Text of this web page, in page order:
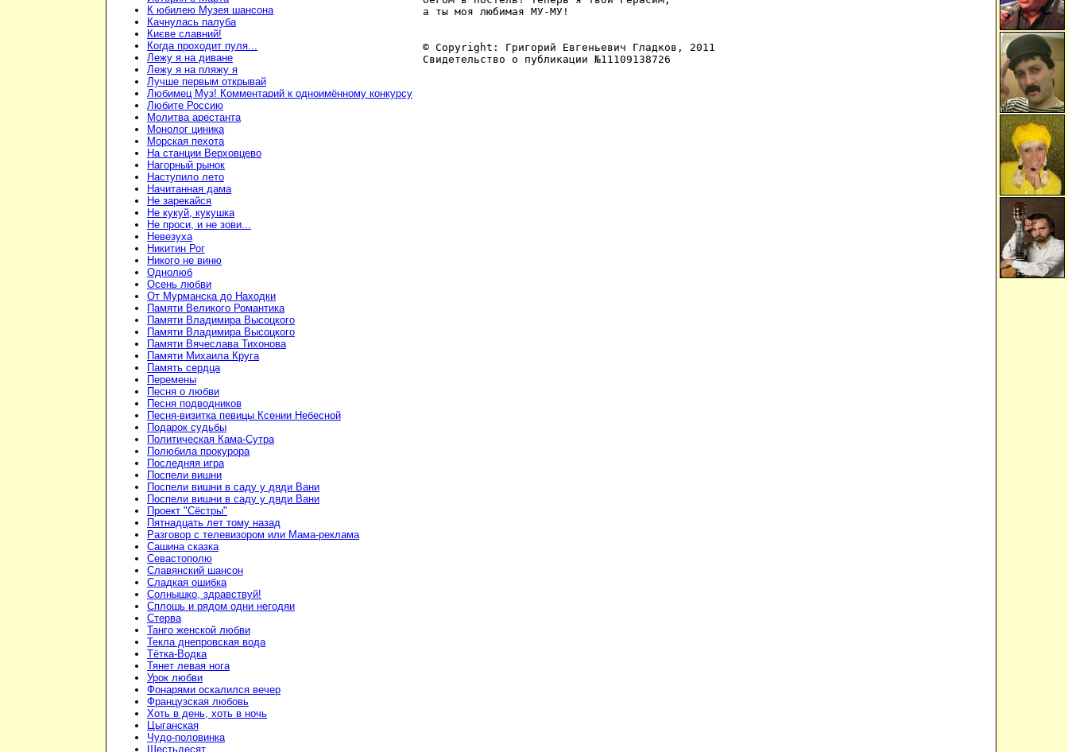
К юбилею Музея шансона
Качнулась палуба
Києве славний!
Когда проходит пуля...
Лежу я на диване
Лежу я на пляжу я
Лучше первым открывай
Любимец Муз! Комментарий к одноимённому конкурсу
Любите Россию
Молитва арестанта
Монолог циника
Морская пехота
На станции Верховцево
Нагорный рынок
Наступило лето
Начитанная дама
Не зарекайся
Не кукуй, кукушка
Не проси, и не зови...
Невезуха
Никитин Рог
Никого не виню
Однолюб
Осень любви
От Мурманска до Находки
Памяти Великого Романтика
Памяти Владимира Высоцкого
Памяти Владимира Высоцкого
Памяти Вячеслава Тихонова
Памяти Михаила Круга
Память сердца
Перемены
Песня о любви
Песня подводников
Песня-визитка певицы Ксении Небесной
Подарок судьбы
Политическая Кама-Сутра
Полюбила прокурора
Последняя игра
Поспели вишни
Поспели вишни в саду у дяди Вани
Поспели вишни в саду у дяди Вани
Проект "Сёстры"
Пятнадцать лет тому назад
Разговор с телевизором или Мама-реклама
Сашина сказка
Севастополю
Славянский шансон
Сладкая ошибка
Солнышко, здравствуй!
Сплошь и рядом одни негодяи
Стерва
Танго женской любви
Текла днепровская вода
Тётка-Водка
Тянет левая нога
Урок любви
Фонарями оскалился вечер
Французская любовь
Хоть в день, хоть в ночь
Цыганская
Чудо-половинка
Шестьдесят
а ты моя любимая МУ-МУ!
© Copyright: Григорий Евгеньевич Гладков, 2011